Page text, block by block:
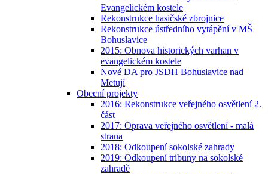
Evangelickém kostele
Rekonstrukce hasičské zbrojnice
Rekonstrukce ústředního vytápění v MŠ
Bohuslavice
2015: Obnova historických varhan v
evangelickém kostele
Nové DA pro JSDH Bohuslavice nad
Metují
Obecní projekty
2016: Rekonstrukce veřejného osvětlení 2.
část
2017: Oprava veřejného osvětlení - malá
strana
2018: Odkoupení sokolské zahrady
2019: Odkoupení tribuny na sokolské
zahradě